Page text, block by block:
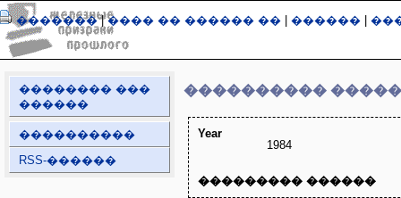
�������|���� �� ������ �� ������
�������� ���
������
����������
RSS-������
����������
Year
1984
��������� ������